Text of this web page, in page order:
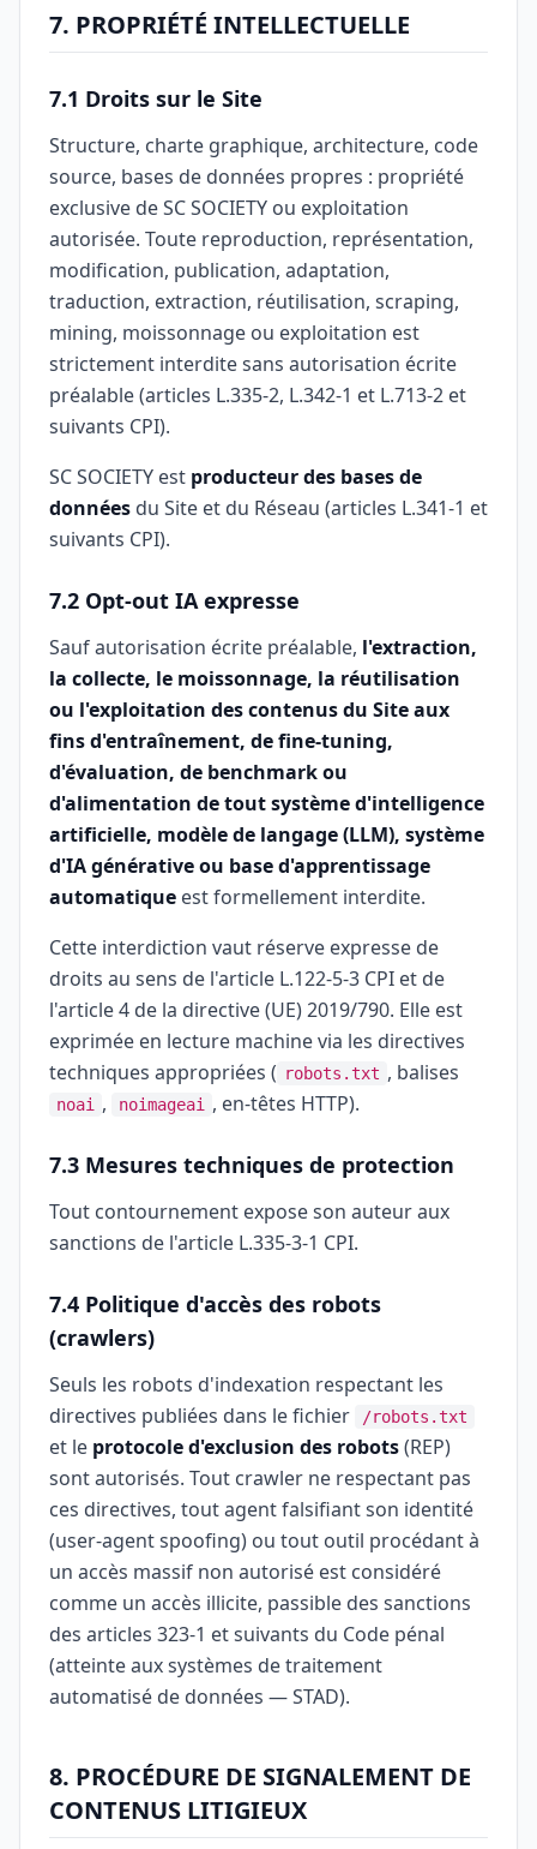
7. PROPRIÉTÉ INTELLECTUELLE
7.1 Droits sur le Site
Structure, charte graphique, architecture, code
source, bases de données propres : propriété
exclusive de SC SOCIETY ou exploitation
autorisée. Toute reproduction, représentation,
modification, publication, adaptation,
traduction, extraction, réutilisation, scraping,
mining, moissonnage ou exploitation est
strictement interdite sans autorisation écrite
préalable (articles L.335-2, L.342-1 et L.713-2 et
suivants CPI).
SC SOCIETY est producteur des bases de
données du Site et du Réseau (articles L.341-1 et
suivants CPI).
7.2 Opt-out IA expresse
Sauf autorisation écrite préalable, l'extraction,
la collecte, le moissonnage, la réutilisation
ou l'exploitation des contenus du Site aux
fins d'entraînement, de fine-tuning,
d'évaluation, de benchmark ou
d'alimentation de tout système d'intelligence
artificielle, modèle de langage (LLM), système
d'IA générative ou base d'apprentissage
automatique est formellement interdite.
Cette interdiction vaut réserve expresse de
droits au sens de l'article L.122-5-3 CPI et de
l'article 4 de la directive (UE) 2019/790. Elle est
exprimée en lecture machine via les directives
techniques appropriées ( robots.txt , balises
noai , noimageai , en-têtes HTTP).
7.3 Mesures techniques de protection
Tout contournement expose son auteur aux
sanctions de l'article L.335-3-1 CPI.
7.4 Politique d'accès des robots
(crawlers)
Seuls les robots d'indexation respectant les
directives publiées dans le fichier
/robots.txt
et le protocole d'exclusion des robots(REP)
sont autorisés. Tout crawler ne respectant pas
ces directives, tout agent falsifiant son identité
(user-agent spoofing) ou tout outil procédant à
un accès massif non autorisé est considéré
comme un accès illicite, passible des sanctions
des articles 323-1 et suivants du Code pénal
(atteinte aux systèmes de traitement
automatisé de données — STAD).
8. PROCÉDURE DE SIGNALEMENT DE
CONTENUS LITIGIEUX